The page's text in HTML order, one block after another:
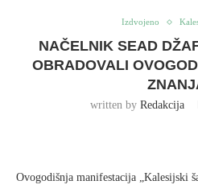
Izdvojeno
NAČELNIK SEAD
OBRADOVALI
written by Redakcija
Ovogodišnja manifestacija „Kalesijski